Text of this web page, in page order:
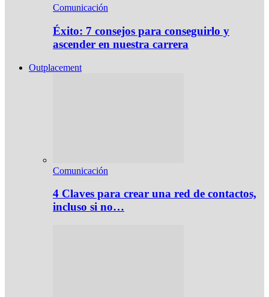
Comunicación
Éxito: 7 consejos para conseguirlo y
ascender en nuestra carrera
Outplacement
Comunicación
4 Claves para crear una red de contactos,
incluso si no…